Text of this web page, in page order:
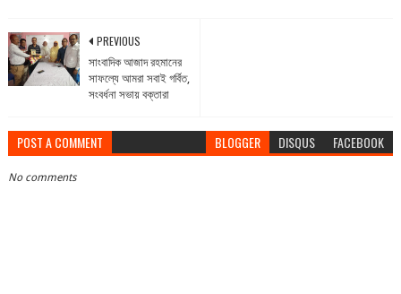
PREVIOUS
সাংবাদিক আজাদ রহমানের
সাফল্যে আমরা সবাই গর্বিত,
সংবর্ধনা সভায় বক্তারা
POST A COMMENT BLOGGER DISQUS FACEBOOK
No comments